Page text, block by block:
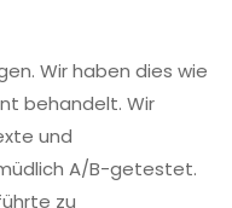
Wir haben dies wie
behandelt. Wir
und
A/B-getestet.
zu